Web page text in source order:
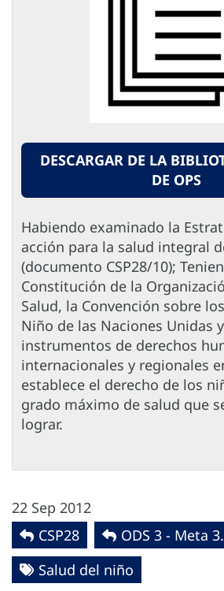
DESCARGAR DE LA
DE OPS
Habiendo examinado la
acción para la salud integral
(documento CSP28/10);
Constitución de la
Salud, la Convención sobre
Niño de las Naciones Unidas
instrumentos de derechos
internacionales y regionales
establece el derecho de los
grado máximo de salud que
lograr.
22 Sep 2012
CSP28
ODS 3 - Meta
Salud del niño